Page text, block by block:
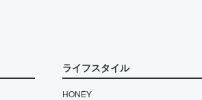
ライフスタイル
HONEY